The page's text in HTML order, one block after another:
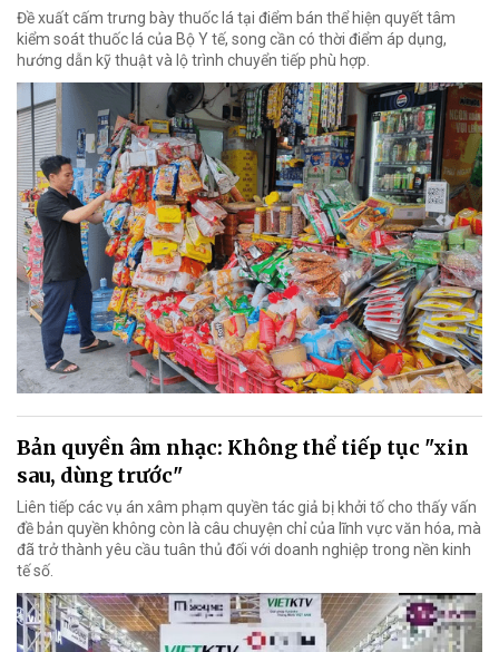
Đề xuất cấm trưng bày thuốc lá tại điểm bán thể hiện quyết tâm
kiểm soát thuốc lá của Bộ Y tế, song cần có thời điểm áp dụng,
hướng dẫn kỹ thuật và lộ trình chuyển tiếp phù hợp.
Bản quyền âm nhạc: Không thể tiếp tục "xin
sau, dùng trước"
Liên tiếp các vụ án xâm phạm quyền tác giả bị khởi tố cho thấy vấn
đề bản quyền không còn là câu chuyện chỉ của lĩnh vực văn hóa, mà
đã trở thành yêu cầu tuân thủ đối với doanh nghiệp trong nền kinh
tế số.